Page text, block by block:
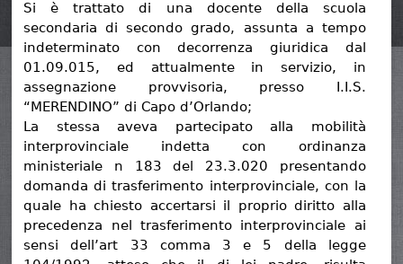
Si è trattato di una docente della scuola
secondaria di secondo grado, assunta a tempo
indeterminato con decorrenza giuridica dal
01.09.015, ed attualmente in servizio, in
assegnazione provvisoria, presso I.I.S.
“MERENDINO” di Capo d’Orlando;
La stessa aveva partecipato alla mobilità
interprovinciale indetta con ordinanza
ministeriale n 183 del 23.3.020 presentando
domanda di trasferimento interprovinciale, con la
quale ha chiesto accertarsi il proprio diritto alla
precedenza nel trasferimento interprovinciale ai
sensi dell’art 33 comma 3 e 5 della legge